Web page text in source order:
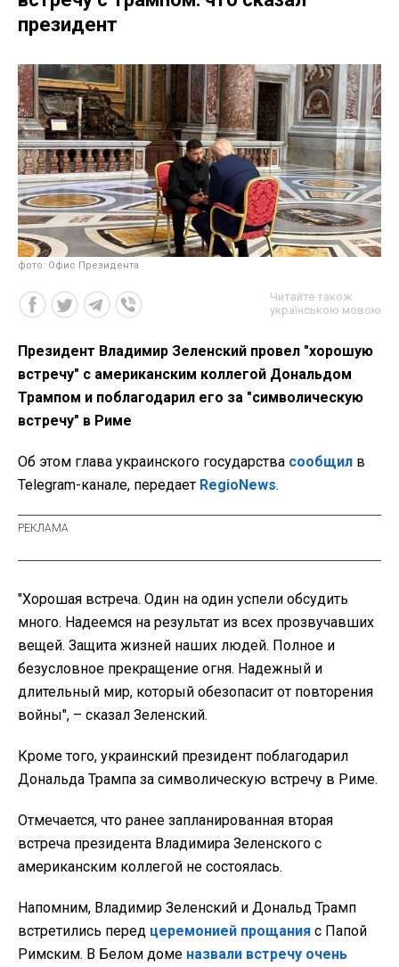
президент
фото: Офис Президента
Читайте також
українською мовою
Президент Владимир Зеленский провел "хорошую
встречу" с американским коллегой Дональдом
Трампом и поблагодарил его за "символическую
встречу" в Риме
Об этом глава украинского государства сообщил в
Telegram-канале, передает RegioNews.
"Хорошая встреча. Один на один успели обсудить
много. Надеемся на результат из всех прозвучавших
вещей. Защита жизней наших людей. Полное и
безусловное прекращение огня. Надежный и
длительный мир, который обезопасит от повторения
войны", – сказал Зеленский.
Кроме того, украинский президент поблагодарил
Дональда Трампа за символическую встречу в Риме.
Отмечается, что ранее запланированная вторая
встреча президента Владимира Зеленского с
американским коллегой не состоялась.
Напомним, Владимир Зеленский и Дональд Трамп
встретились перед церемонией прощания с Папой
Римским. В Белом доме назвали встречу очень